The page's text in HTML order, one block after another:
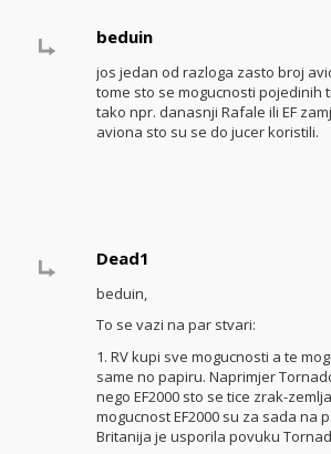
beduin
jos jedan od razloga zasto broj
tome sto se mogucnosti pojedinih
tako npr. danasnji Rafale ili EF
aviona sto su se do jucer koristili.
Dead1
beduin,
To se vazi na par stvari:
1. RV kupi sve mogucnosti a te
same no papiru. Naprimjer
nego EF2000 sto se tice zrak-
mogucnost EF2000 su za sada na
Britanija je usporila povuku